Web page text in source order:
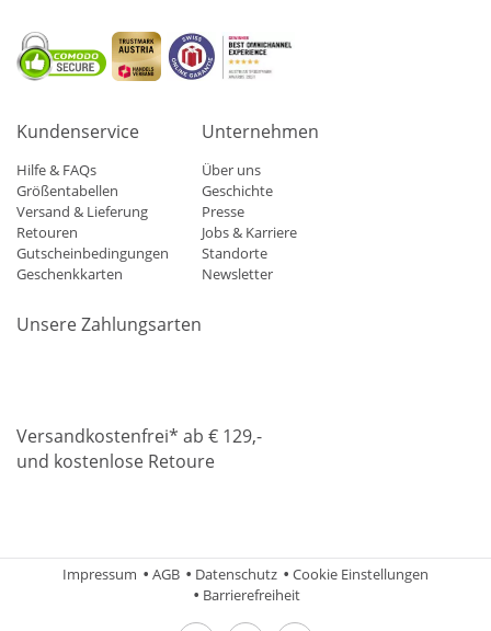
Kundenservice
Hilfe & FAQs
Größentabellen
Versand & Lieferung
Retouren
Gutscheinbedingungen
Geschenkkarten
Unternehmen
Über uns
Geschichte
Presse
Jobs & Karriere
Standorte
Newsletter
Unsere Zahlungsarten
Versandkostenfrei* ab € 129,-
und kostenlose Retoure
Impressum AGB Datenschutz
Cookie Einstellungen
Barrierefreiheit